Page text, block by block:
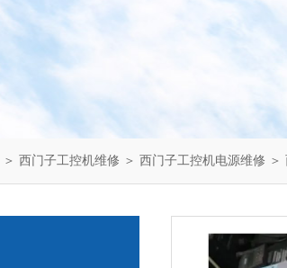
＞ 西门子工控机维修 ＞ 西门子工控机电源维修 ＞